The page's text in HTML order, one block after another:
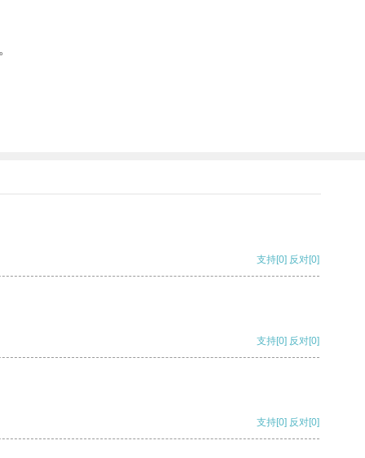
支持[0] 反对[0]
支持[0] 反对[0]
支持[0] 反对[0]